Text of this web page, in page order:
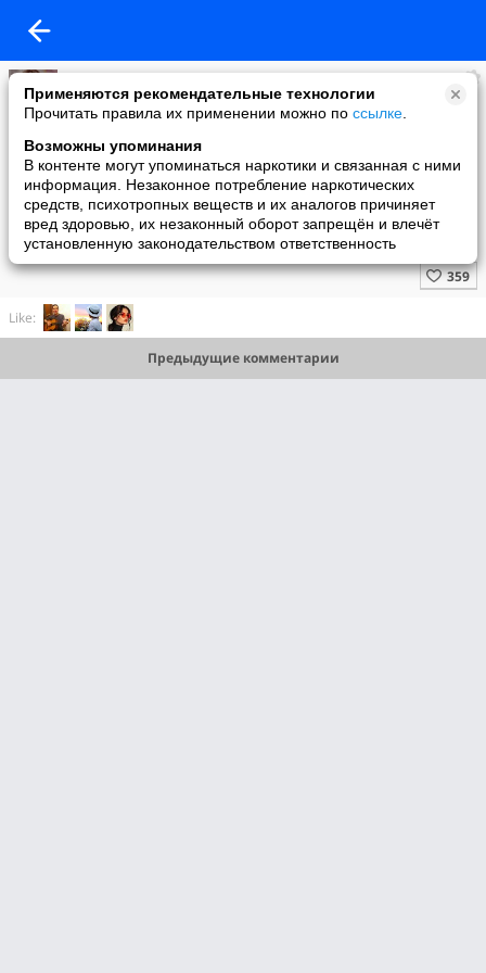
Применяются рекомендательные технологии
Прочитать правила их применении можно по ссылке
Возможны упоминания
В контенте могут упоминаться наркотики и связанная с ними
информация. Незаконное потребление наркотических
средств, психотропных веществ и их аналогов причиняет
вред здоровью, их незаконный оборот запрещён и влечёт
установленную законодательством ответственность
Оленька
added a photo
05 Oct в 09:14
Like:
Предыдущие комментарии